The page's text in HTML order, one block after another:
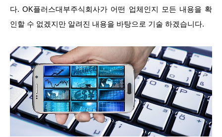
다. OK플러스대부주식회사가 어떤 업체인지 모든 내용을 확
인할 수 없겠지만 알려진 내용을 바탕으로 기술 하겠습니다.